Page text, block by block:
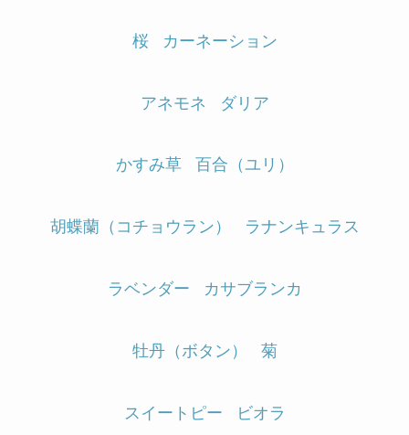
桜 カーネーション
アネモネ ダリア
かすみ草 百合（ユリ）
胡蝶蘭（コチョウラン） ラナンキュラス
ラベンダー カサブランカ
牡丹（ボタン） 菊
スイートピー ビオラ